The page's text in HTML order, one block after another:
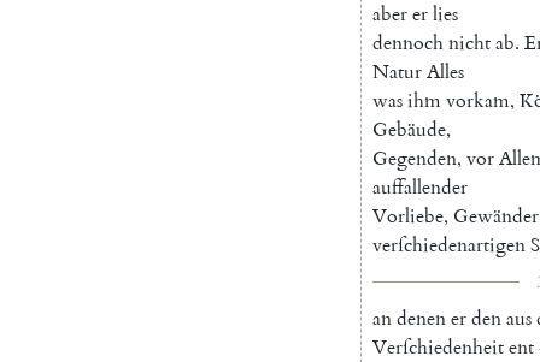
abererlies
dennochnichtab.
NaturAlles
wasihmvorkam,
Gebäude,
Gegenden, vor
auffallender
Vorliebe, Gewänder
verſchiedenartigen
andenenerdenaus
Verſchiedenheitent